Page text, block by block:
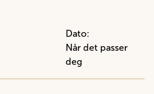
Dato:
Når det passer
deg